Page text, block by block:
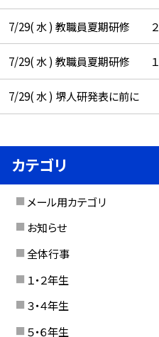
7/29( 水 ) 教職員夏期研修 ２
7/29( 水 ) 教職員夏期研修 １
7/29( 水 ) 堺人研発表に前に
カテゴリ
メール用カテゴリ
お知らせ
全体行事
１・２年生
３・４年生
５・６年生